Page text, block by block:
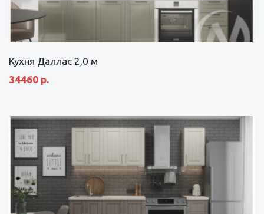
Кухня Даллас 2,0 м
34460 р.